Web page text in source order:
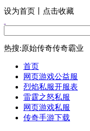
设为首页丨点击收藏
热搜:原始传奇传奇霸业
首页
网页游戏公益服
烈焰私服开服表
雷霆之怒私服
网页游戏私服
传奇手游下载